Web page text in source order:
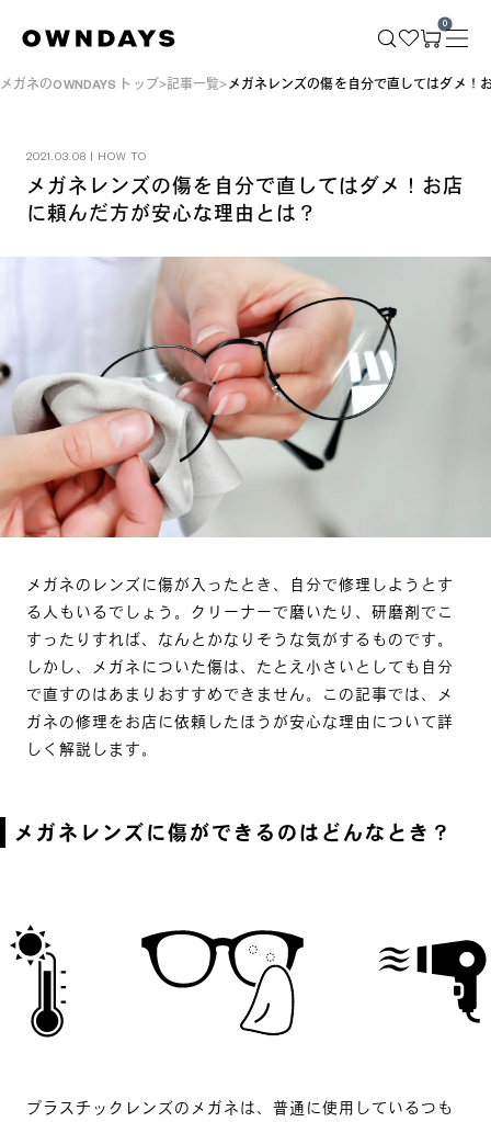
0
メガネのOWNDAYS トップ 記事一覧 メガネレンズの傷を自分で直してはダメ！
2021.03.08 | HOW TO
メガネレンズの傷を自分で直してはダメ！お店
に頼んだ方が安心な理由とは？
メガネのレンズに傷が入ったとき、自分で修理しようとす
る人もいるでしょう。クリーナーで磨いたり、研磨剤でこ
すったりすれば、なんとかなりそうな気がするものです。
しかし、メガネについた傷は、たとえ小さいとしても自分
で直すのはあまりおすすめできません。この記事では、メ
ガネの修理をお店に依頼したほうが安心な理由について詳
しく解説します。
メガネレンズに傷ができるのはどんなとき？
プラスチックレンズのメガネは、普通に使用しているつも